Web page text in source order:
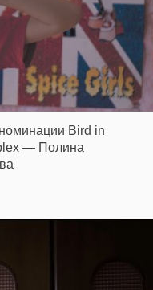
Bird in
— Полина